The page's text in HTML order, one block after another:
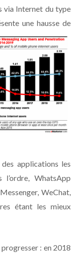
via Internet du type
une hausse de
applications les
WhatsApp
WeChat,
étant les mieux
: en 2018